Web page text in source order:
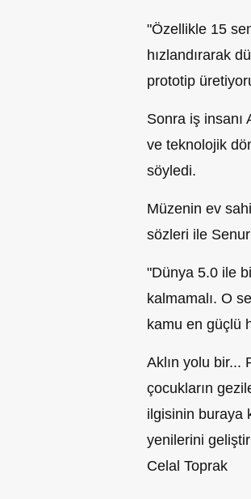
"Özellikle 15
hızlandırarak
prototip
Sonra iş insanı
ve teknolojik
söyledi.
Müzenin ev
sözleri ile
"Dünya 5.0 ile
kalmamalı. O
kamu en güçlü
Aklın yolu bir...
çocukların
ilgisinin buraya
yenilerini
Celal Toprak